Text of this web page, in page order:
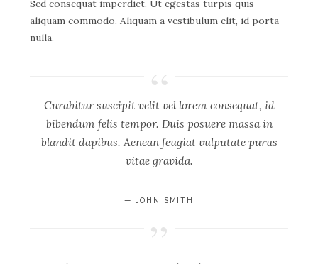
Sed consequat imperdiet. Ut egestas turpis quis
aliquam commodo. Aliquam a vestibulum elit, id porta
nulla.
Curabitur suscipit velit vel lorem consequat, id
bibendum felis tempor. Duis posuere massa in
blandit dapibus. Aenean feugiat vulputate purus
vitae gravida.
— JOHN SMITH